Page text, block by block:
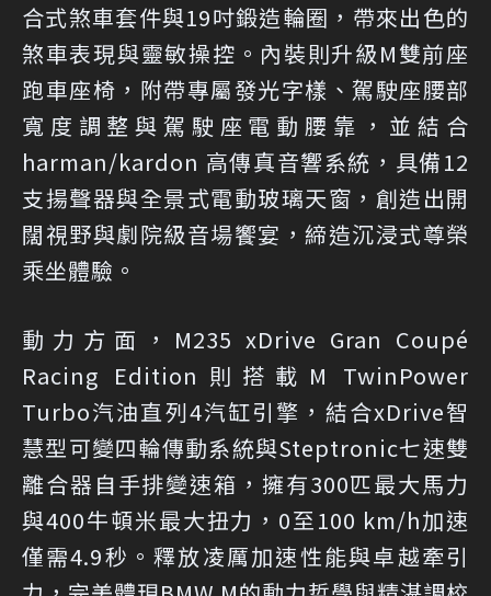
合式煞車套件與19吋鍛造輪圈，帶來出色的
煞車表現與靈敏操控。內裝則升級M雙前座
跑車座椅，附帶專屬發光字樣、駕駛座腰部
寬度調整與駕駛座電動腰靠，並結合
harman/kardon 高傳真音響系統，具備12
支揚聲器與全景式電動玻璃天窗，創造出開
闊視野與劇院級音場饗宴，締造沉浸式尊榮
乘坐體驗。
動力方面，M235 xDrive Gran Coupé
Racing Edition則搭載M TwinPower
Turbo汽油直列4汽缸引擎，結合xDrive智
慧型可變四輪傳動系統與Steptronic七速雙
離合器自手排變速箱，擁有300匹最大馬力
與400牛頓米最大扭力，0至100 km/h加速
僅需4.9秒。釋放凌厲加速性能與卓越牽引